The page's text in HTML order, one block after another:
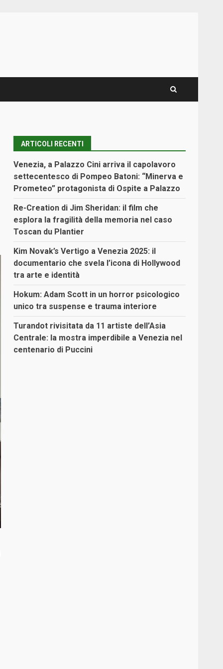
ARTICOLI RECENTI
Venezia, a Palazzo Cini arriva il capolavoro
settecentesco di Pompeo Batoni: “Minerva e
Prometeo” protagonista di Ospite a Palazzo
Re-Creation di Jim Sheridan: il film che
esplora la fragilità della memoria nel caso
Toscan du Plantier
Kim Novak’s Vertigo a Venezia 2025: il
documentario che svela l’icona di Hollywood
tra arte e identità
Hokum: Adam Scott in un horror psicologico
unico tra suspense e trauma interiore
Turandot rivisitata da 11 artiste dell’Asia
Centrale: la mostra imperdibile a Venezia nel
centenario di Puccini